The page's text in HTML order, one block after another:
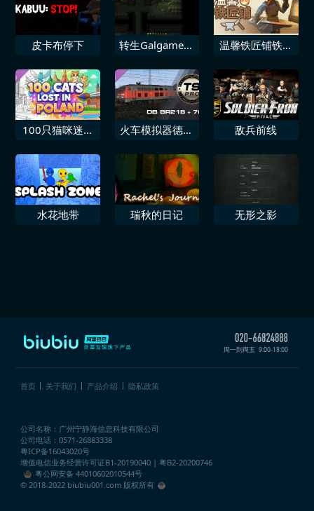
皮卡布停下
转生Galgame成
温馨铁匠铺铁匠
100只猫咪迷失
容
火车模拟器德国
敌兵前线
水花地带 瑞秋的日记 无形之影
周一到周五 9:00-18:00
首页 关于我们 产品介绍 隐私政策
公司名称：广州宁静海信息科技有限公司
公司电话：0571-26883338
粤ICP备16043020号
增值电信业务经营许可证B1-20190040 | 粤B2-20200746
粤公网安备 44010602010544号
© 2018-2022 biubiu001.com 版权所有